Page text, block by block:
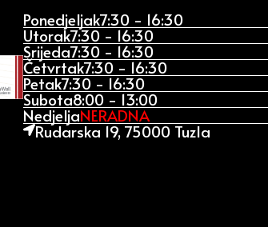
Ponedjeljak7:30 - 16:30
Utorak7:30 - 16:30
Srijeda7:30 - 16:30
Četvrtak7:30 - 16:30
Petak7:30 - 16:30
Subota8:00 - 13:00
NedjeljaNERADNA
Rudarska 19, 75000 Tuzla